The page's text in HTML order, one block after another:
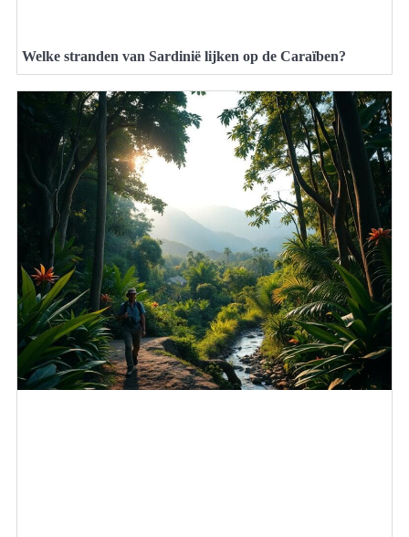
Welke stranden van Sardinië lijken op de Caraïben?